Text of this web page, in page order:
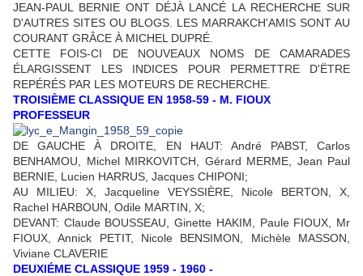
JEAN-PAUL BERNIE ONT DÉJÀ LANCÉ LA RECHERCHE SUR
D'AUTRES SITES OU BLOGS. LES MARRAKCH'AMIS SONT AU
COURANT GRÂCE À MICHEL DUPRÉ.
CETTE FOIS-CI DE NOUVEAUX NOMS DE CAMARADES
ÉLARGISSENT LES INDICES POUR PERMETTRE D'ËTRE
REPÉRÉS PAR LES MOTEURS DE RECHERCHE.
TROISIÈME CLASSIQUE EN 1958-59 - M. FIOUX
PROFESSEUR
DE GAUCHE À DROITE, EN HAUT: André PABST, Carlos
BENHAMOU, Michel MIRKOVITCH, Gérard MERME, Jean Paul
BERNIE, Lucien HARRUS, Jacques CHIPONI;
AU MILIEU: X, Jacqueline VEYSSIÈRE, Nicole BERTON, X,
Rachel HARBOUN, Odile MARTIN, X;
DEVANT: Claude BOUSSEAU, Ginette HAKIM, Paule FIOUX, Mr
FIOUX, Annick PETIT, Nicole BENSIMON, Michèle MASSON,
Viviane CLAVERIE
DEUXIÉME CLASSIQUE 1959 - 1960 -